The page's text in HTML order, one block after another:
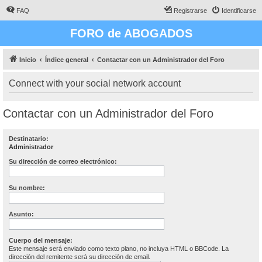
FAQ Identificarse
Registrarse
FORO de ABOGADOS
Inicio Índice general Contactar con un Administrador del Foro
Connect with your social network account
Contactar con un Administrador del Foro
Destinatario:
Administrador
Su dirección de correo electrónico:
Su nombre:
Asunto:
Cuerpo del mensaje:
Este mensaje será enviado como texto plano, no incluya HTML o BBCode. La
dirección del remitente será su dirección de email.